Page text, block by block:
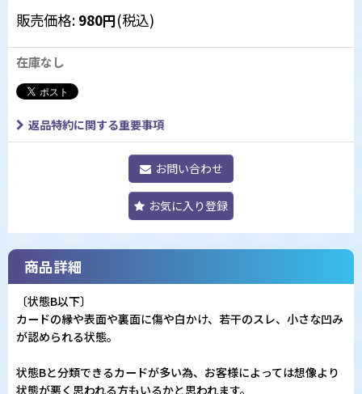
販売価格: 980円(税込)
在庫なし
返品特約に関する重要事項
お問い合わせ
お気に入り登録
商品詳細
〔状態B以下〕
カードの縁や表面や裏面に傷や白かけ、若干のスレ、小さな凹み
が認められる状態。
状態Bと分類できるカードが多い為、お客様によっては想像より
状態が悪く思われる方もいるかと思われます。